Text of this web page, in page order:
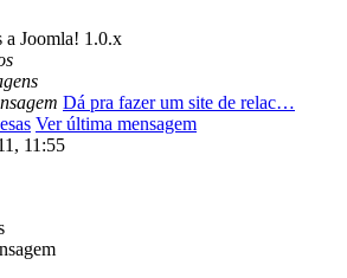
a Joomla! 1.0.x
Dá pra fazer um site de relac…
Ver última mensagem
11:55